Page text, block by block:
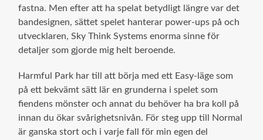
fastna. Men efter att ha spelat betydligt längre var det
bandesignen, sättet spelet hanterar power-ups på och
utvecklaren, Sky Think Systems enorma sinne för
detaljer som gjorde mig helt beroende.
Harmful Park har till att börja med ett Easy-läge som
på ett bekvämt sätt lär en grunderna i spelet som
fiendens mönster och annat du behöver ha bra koll på
innan du ökar svårighetsnivån. För steg upp till Normal
är ganska stort och i varje fall för min egen del